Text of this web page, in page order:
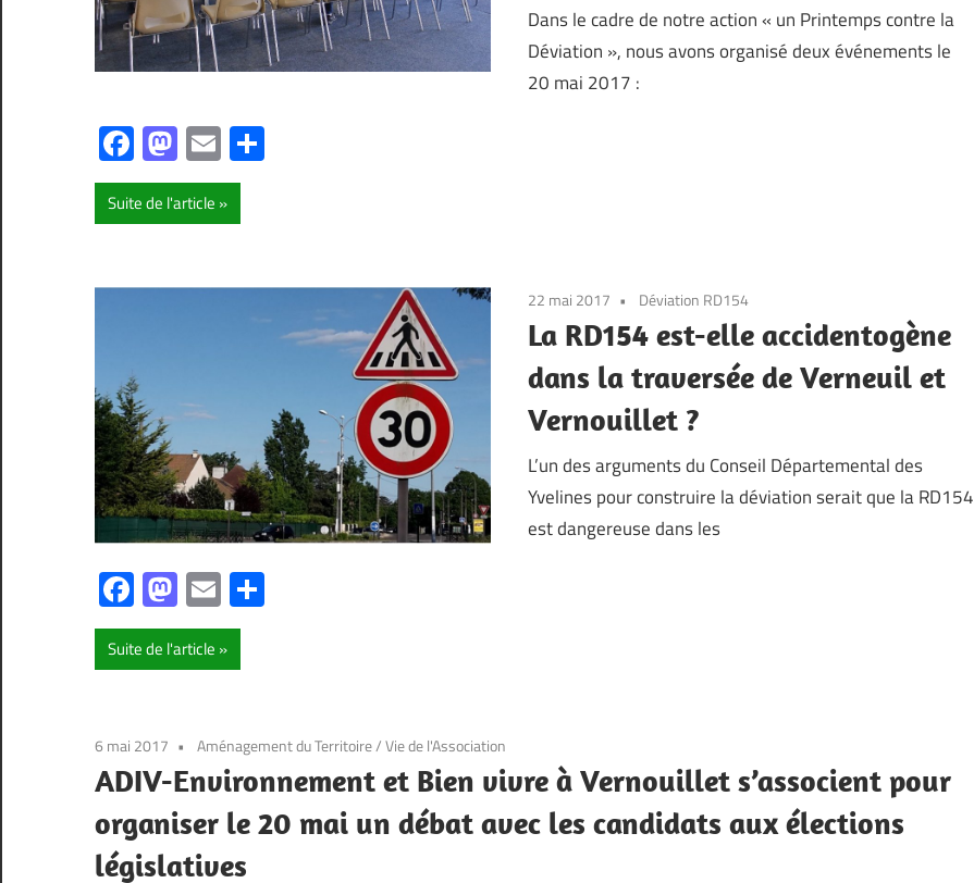
Dans le cadre de notre action « un Printemps contre la
Déviation », nous avons organisé deux événements le
20 mai 2017 :
Facebook
Mastodon
Email
Suite de l'article
22 mai 2017 Déviation RD154
La RD154 est-elle accidentogène
dans la traversée de Verneuil et
Vernouillet ?
L’un des arguments du Conseil Départemental des
Yvelines pour construire la déviation serait que la RD154
est dangereuse dans les
Facebook
Mastodon
Email
Suite de l'article
6 mai 2017 Aménagement du Territoire/Vie de l'Association
ADIV-Environnement et Bien vivre à Vernouillet s’associent pour
organiser le 20 mai un débat avec les candidats aux élections
législatives